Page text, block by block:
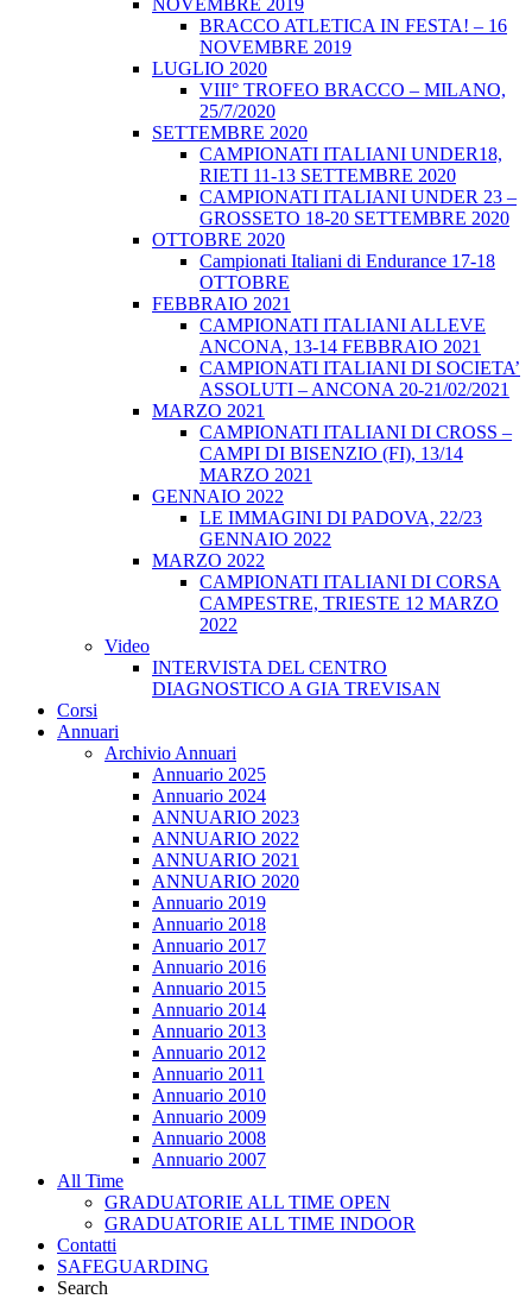
NOVEMBRE 2019
BRACCO ATLETICA IN FESTA! – 16
NOVEMBRE 2019
LUGLIO 2020
VIII° TROFEO BRACCO – MILANO,
25/7/2020
SETTEMBRE 2020
CAMPIONATI ITALIANI UNDER18,
RIETI 11-13 SETTEMBRE 2020
CAMPIONATI ITALIANI UNDER 23 –
GROSSETO 18-20 SETTEMBRE 2020
OTTOBRE 2020
Campionati Italiani di Endurance 17-18
OTTOBRE
FEBBRAIO 2021
CAMPIONATI ITALIANI ALLEVE
ANCONA, 13-14 FEBBRAIO 2021
CAMPIONATI ITALIANI DI SOCIETA’
ASSOLUTI – ANCONA 20-21/02/2021
MARZO 2021
CAMPIONATI ITALIANI DI CROSS –
CAMPI DI BISENZIO (FI), 13/14
MARZO 2021
GENNAIO 2022
LE IMMAGINI DI PADOVA, 22/23
GENNAIO 2022
MARZO 2022
CAMPIONATI ITALIANI DI CORSA
CAMPESTRE, TRIESTE 12 MARZO
2022
Video
INTERVISTA DEL CENTRO
DIAGNOSTICO A GIA TREVISAN
Corsi
Annuari
Archivio Annuari
Annuario 2025
Annuario 2024
ANNUARIO 2023
ANNUARIO 2022
ANNUARIO 2021
ANNUARIO 2020
Annuario 2019
Annuario 2018
Annuario 2017
Annuario 2016
Annuario 2015
Annuario 2014
Annuario 2013
Annuario 2012
Annuario 2011
Annuario 2010
Annuario 2009
Annuario 2008
Annuario 2007
All Time
GRADUATORIE ALL TIME OPEN
GRADUATORIE ALL TIME INDOOR
Contatti
SAFEGUARDING
Search